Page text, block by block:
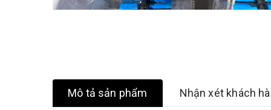
Mô tả sản phẩm Nhận xét khách